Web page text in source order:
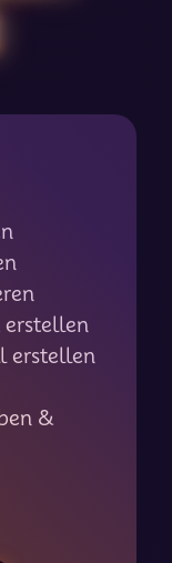
erstellen
erstellen
&